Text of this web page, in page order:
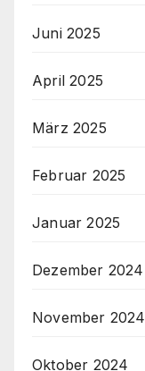
Juni 2025
April 2025
März 2025
Februar 2025
Januar 2025
Dezember 2024
November 2024
Oktober 2024